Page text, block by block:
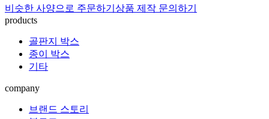
비슷한 사양으로 주문하기 상품 제작 문의하기
products
골판지 박스
종이 박스
기타
company
브랜드 스토리